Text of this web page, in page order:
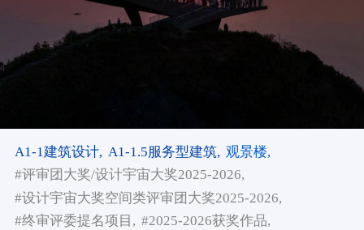
A1-1建筑设计, A1-1.5服务型建筑, 观景楼,
#评审团大奖/设计宇宙大奖2025-2026,
#设计宇宙大奖空间类评审团大奖2025-2026,
#终审评委提名项目, #2025-2026获奖作品,